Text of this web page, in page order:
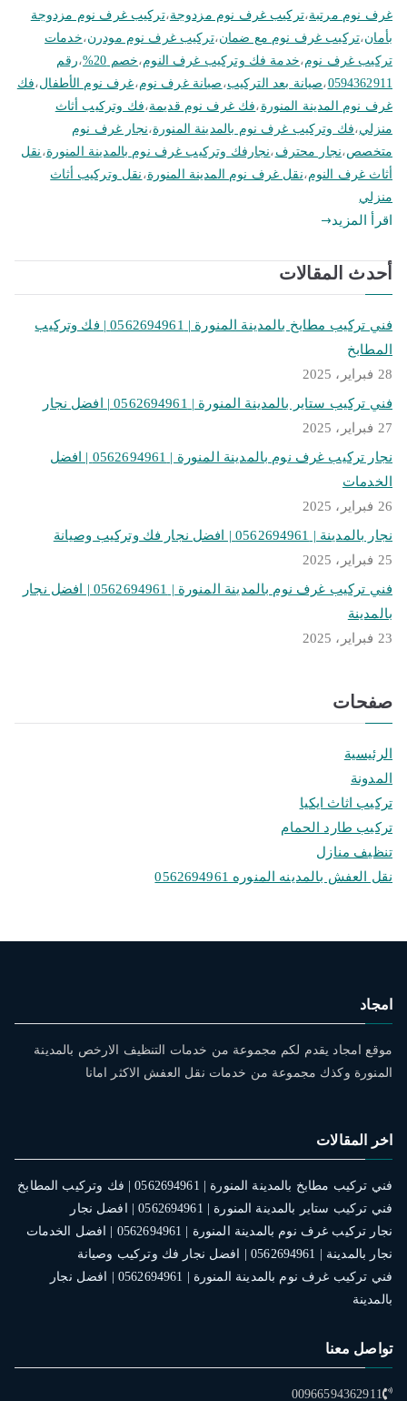
غرف نوم مرتبة،تركيب غرف نوم مزدوجة،تركيب غرف نوم مزدوجة
بأمان،تركيب غرف نوم مع ضمان،تركيب غرف نوم مودرن،خدمات
تركيب غرف نوم،خدمة فك وتركيب غرف النوم،خصم 20% ،رقم
0594362911،صيانة بعد التركيب، صيانة غرف نوم،غرف نوم الأطفال،فك
غرف نوم المدينة المنورة ،فك غرف نوم قديمة،فك وتركيب أثاث
منزلي،فك وتركيب غرف نوم بالمدينة المنورة،نجار غرف نوم
متخصص،نجار محترف ،نجارفك وتركيب غرف نوم بالمدينة المنورة، نقل
أثاث غرف النوم،نقل غرف نوم المدينة المنورة، نقل وتركيب أثاث
منزلي
اقرأ المزيد
أحدث المقالات
فني تركيب مطابخ بالمدينة المنورة | 0562694961 | فك وتركيب
المطابخ
28 فبراير، 2025
فني تركيب ستاير بالمدينة المنورة | 0562694961 | افضل نجار
27 فبراير، 2025
نجار تركيب غرف نوم بالمدينة المنورة | 0562694961 | افضل
الخدمات
26 فبراير، 2025
نجار بالمدينة | 0562694961 | افضل نجار فك وتركيب وصيانة
25 فبراير، 2025
فني تركيب غرف نوم بالمدينة المنورة | 0562694961 | افضل نجار
بالمدينة
23 فبراير، 2025
صفحات
الرئيسية
المدونة
تركيب اثاث ايكيا
تركيب طارد الحمام
تنظيف منازل
نقل العفش بالمدينه المنوره 0562694961
امجاد
موقع امجاد يقدم لكم مجموعة من خدمات التنظيف الارخص بالمدينة
المنورة وكذك مجموعة من خدمات نقل العفش الاكثر امانا
اخر المقالات
فني تركيب مطابخ بالمدينة المنورة | 0562694961 | فك وتركيب المطابخ
فني تركيب ستاير بالمدينة المنورة | 0562694961 | افضل نجار
نجار تركيب غرف نوم بالمدينة المنورة | 0562694961 | افضل الخدمات
نجار بالمدينة | 0562694961 | افضل نجار فك وتركيب وصيانة
فني تركيب غرف نوم بالمدينة المنورة | 0562694961 | افضل نجار
بالمدينة
تواصل معنا
00966594362911